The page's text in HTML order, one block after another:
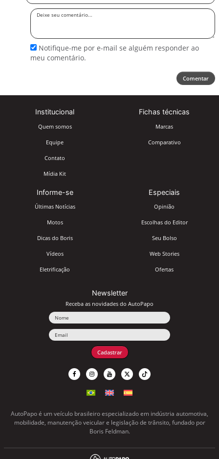
Deixe
Notifique-me por e-mail se alguém responder ao
meu comentário.
Comentar
Institucional
Quem somos
Equipe
Contato
Mídia Kit
Fichas técnicas
Marcas
Comparativo
Informe-se
Últimas Notícias
Motos
Dicas do Boris
Vídeos
Eletrificação
Especiais
Opinião
Escolhas do Editor
Seu Bolso
Web Stories
Ofertas
Newsletter
Receba as novidades do AutoPapo
Cadastrar
AutoPapo é um veículo brasileiro especializado em indústria automotiva,
mobilidade, manutenção veicular e legislação de trânsito, fundado por
Boris Feldman.